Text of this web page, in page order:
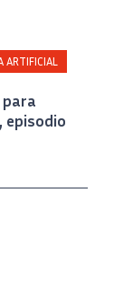
ARTIFICIAL
para
episodio